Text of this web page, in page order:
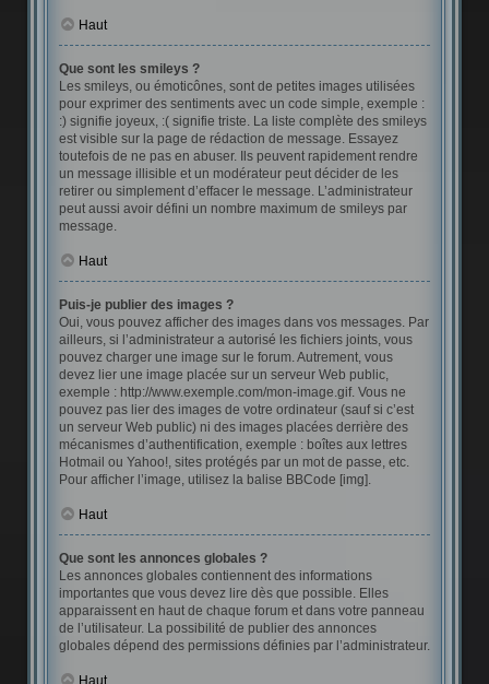
Haut
Que sont les smileys ?
Les smileys, ou émoticônes, sont de petites images utilisées
pour exprimer des sentiments avec un code simple, exemple :
:) signifie joyeux, :( signifie triste. La liste complète des smileys
est visible sur la page de rédaction de message. Essayez
toutefois de ne pas en abuser. Ils peuvent rapidement rendre
un message illisible et un modérateur peut décider de les
retirer ou simplement d’effacer le message. L’administrateur
peut aussi avoir défini un nombre maximum de smileys par
message.
Haut
Puis-je publier des images ?
Oui, vous pouvez afficher des images dans vos messages. Par
ailleurs, si l’administrateur a autorisé les fichiers joints, vous
pouvez charger une image sur le forum. Autrement, vous
devez lier une image placée sur un serveur Web public,
exemple : http://www.exemple.com/mon-image.gif. Vous ne
pouvez pas lier des images de votre ordinateur (sauf si c’est
un serveur Web public) ni des images placées derrière des
mécanismes d’authentification, exemple : boîtes aux lettres
Hotmail ou Yahoo!, sites protégés par un mot de passe, etc.
Pour afficher l’image, utilisez la balise BBCode [img].
Haut
Que sont les annonces globales ?
Les annonces globales contiennent des informations
importantes que vous devez lire dès que possible. Elles
apparaissent en haut de chaque forum et dans votre panneau
de l’utilisateur. La possibilité de publier des annonces
globales dépend des permissions définies par l’administrateur.